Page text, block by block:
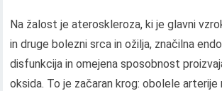
Na žalost je ateroskleroza, ki je glavni
in druge bolezni srca in ožilja, značilna
disfunkcija in omejena sposobnost
oksida. To je začaran krog: obolele arterije